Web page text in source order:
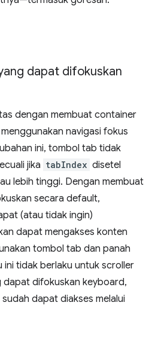
dapat difokuskan
dengan membuat container
navigasi fokus
ini, tombol tab tidak
jika tabIndex disetel
lebih tinggi. Dengan membuat
secara default,
(atau tidak ingin)
dapat mengakses konten
tombol tab dan panah
ini tidak berlaku untuk scroller
dapat difokuskan keyboard,
dapat diakses melalui